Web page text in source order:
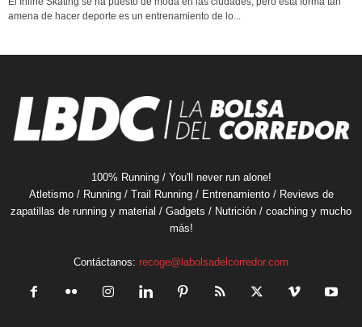
amena de hacer deporte es un entrenamiento de lo...
100% Running / You'll never run alone!
Atletismo / Running / Trail Running / Entrenamiento / Reviews de
zapatillas de running y material / Gadgets / Nutrición / coaching y mucho
más!
Contáctanos: recoge@labolsadelcorredor.com